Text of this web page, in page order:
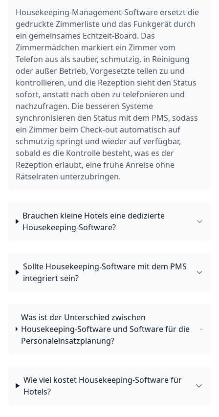
Housekeeping-Management-Software ersetzt die
gedruckte Zimmerliste und das Funkgerät durch
ein gemeinsames Echtzeit-Board. Das
Zimmermädchen markiert ein Zimmer vom
Telefon aus als sauber, schmutzig, in Reinigung
oder außer Betrieb, Vorgesetzte teilen zu und
kontrollieren, und die Rezeption sieht den Status
sofort, anstatt nach oben zu telefonieren und
nachzufragen. Die besseren Systeme
synchronisieren den Status mit dem PMS, sodass
ein Zimmer beim Check-out automatisch auf
schmutzig springt und wieder auf verfügbar,
sobald es die Kontrolle besteht, was es der
Rezeption erlaubt, eine frühe Anreise ohne
Rätselraten unterzubringen.
Brauchen kleine Hotels eine dedizierte
Housekeeping-Software?
Sollte Housekeeping-Software mit dem PMS
integriert sein?
Was ist der Unterschied zwischen
Housekeeping-Software und Software für die
Personaleinsatzplanung?
Wie viel kostet Housekeeping-Software für
Hotels?